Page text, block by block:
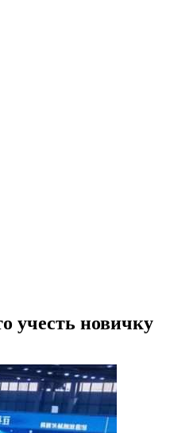
учесть новичку